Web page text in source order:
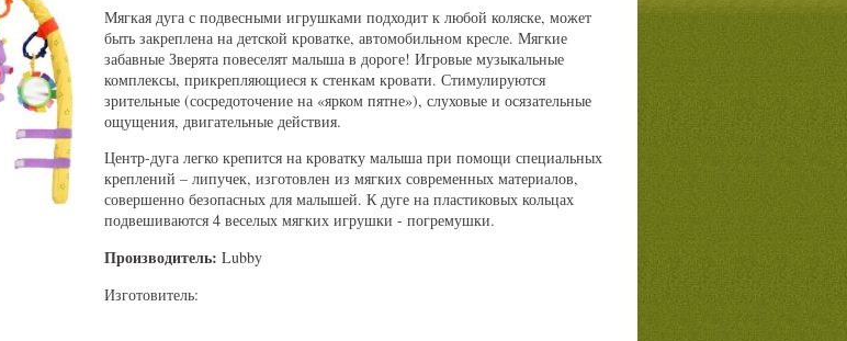
Мягкая дуга с подвесными игрушками подходит к любой коляске, может
быть закреплена на детской кроватке, автомобильном кресле. Мягкие
забавные Зверята повеселят малыша в дороге! Игровые музыкальные
комплексы, прикрепляющиеся к стенкам кровати. Стимулируются
зрительные (сосредоточение на «ярком пятне»), слуховые и осязательные
ощущения, двигательные действия.
Центр-дуга легко крепится на кроватку малыша при помощи специальных
креплений – липучек, изготовлен из мягких современных материалов,
совершенно безопасных для малышей. К дуге на пластиковых кольцах
подвешиваются 4 веселых мягких игрушки - погремушки.
Производитель: Lubby
Изготовитель: